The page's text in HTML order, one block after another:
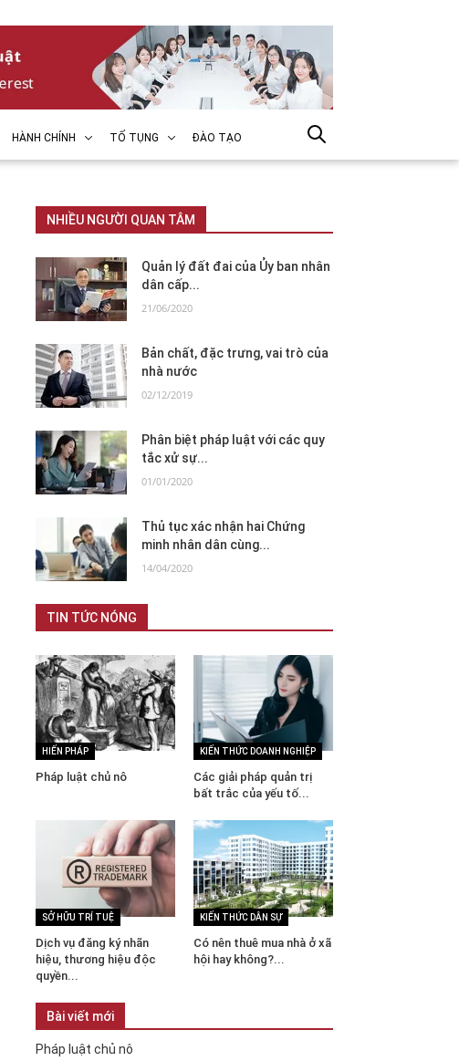
HÀNH CHÍNH TỐ TỤNG ĐÀO TẠO
NHIỀU NGƯỜI QUAN TÂM
Quản lý đất đai của Ủy ban nhân
dân cấp...
21/06/2020
Bản chất, đặc trưng, vai trò của
nhà nước
02/12/2019
Phân biệt pháp luật với các quy
tắc xử sự...
01/01/2020
Thủ tục xác nhận hai Chứng
minh nhân dân cùng...
14/04/2020
TIN TỨC NÓNG
HIẾN PHÁP
Pháp luật chủ nô
KIẾN THỨC DOANH NGHIỆP
Các giải pháp quản trị
bất trắc của yếu tố...
SỞ HỮU TRÍ TUỆ
Dịch vụ đăng ký nhãn
hiệu, thương hiệu độc
quyền...
KIẾN THỨC DÂN SỰ
Có nên thuê mua nhà ở xã
hội hay không?...
Bài viết mới
Pháp luật chủ nô